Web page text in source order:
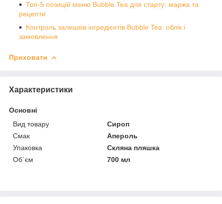
Топ-5 позицій меню Bubble Tea для старту: маржа та
рецепти
Контроль залишків інгредієнтів Bubble Tea: облік і
замовлення
Приховати
Характеристики
Основні
Вид товару
Сироп
Смак
Апероль
Упаковка
Скляна пляшка
Об`єм
700 мл